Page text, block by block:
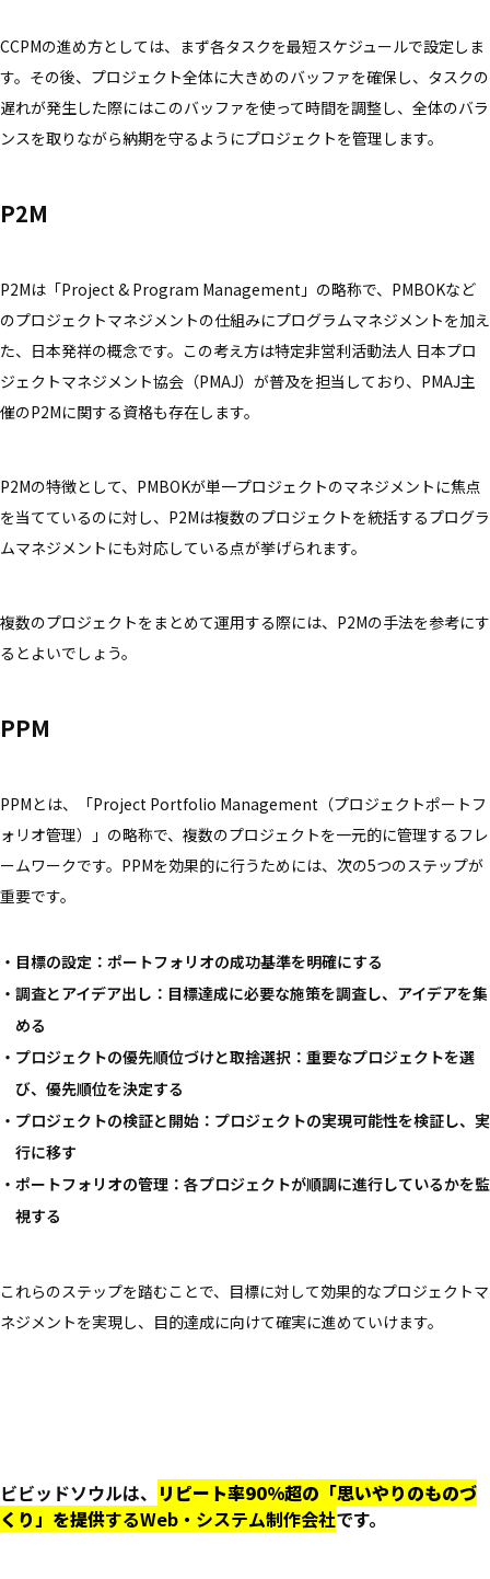
CCPMの進め方としては、まず各タスクを最短スケジュールで設定しま
す。その後、プロジェクト全体に大きめのバッファを確保し、タスクの
遅れが発生した際にはこのバッファを使って時間を調整し、全体のバラ
ンスを取りながら納期を守るようにプロジェクトを管理します。
P2M
P2Mは「Project & Program Management」の略称で、PMBOKなど
のプロジェクトマネジメントの仕組みにプログラムマネジメントを加え
た、日本発祥の概念です。この考え方は特定非営利活動法人 日本プロ
ジェクトマネジメント協会（PMAJ）が普及を担当しており、PMAJ主
催のP2Mに関する資格も存在します。
P2Mの特徴として、PMBOKが単一プロジェクトのマネジメントに焦点
を当てているのに対し、P2Mは複数のプロジェクトを統括するプログラ
ムマネジメントにも対応している点が挙げられます。
複数のプロジェクトをまとめて運用する際には、P2Mの手法を参考にす
るとよいでしょう。
PPM
PPMとは、「Project Portfolio Management（プロジェクトポートフ
ォリオ管理）」の略称で、複数のプロジェクトを一元的に管理するフレ
ームワークです。PPMを効果的に行うためには、次の5つのステップが
重要です。
目標の設定：ポートフォリオの成功基準を明確にする
調査とアイデア出し：目標達成に必要な施策を調査し、アイデアを集
める
プロジェクトの優先順位づけと取捨選択：重要なプロジェクトを選
び、優先順位を決定する
プロジェクトの検証と開始：プロジェクトの実現可能性を検証し、実
行に移す
ポートフォリオの管理：各プロジェクトが順調に進行しているかを監
視する
これらのステップを踏むことで、目標に対して効果的なプロジェクトマ
ネジメントを実現し、目的達成に向けて確実に進めていけます。
ビビッドソウルは、 リピート率90%超の「思いやりのものづ
くり」を提供するWeb・システム制作会社です。